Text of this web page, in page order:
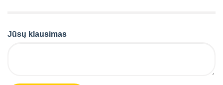
Jūsų klausimas